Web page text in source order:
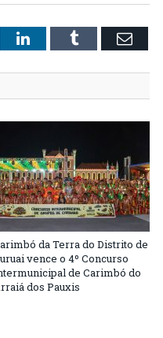
LinkedInTumblr Email
da Terra do Distrito de
vence o 4º Concurso
de Carimbó do
dos Pauxis